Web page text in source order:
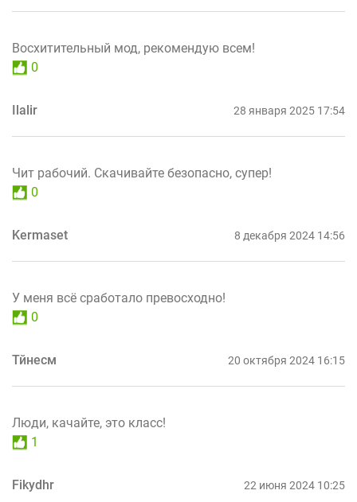
Восхитительный мод, рекомендую всем!
0
Ilalir 28 января 2025 17:54
Чит рабочий. Скачивайте безопасно, супер!
0
Kermaset 8 декабря 2024 14:56
У меня всё сработало превосходно!
0
Тйнесм 20 октября 2024 16:15
Люди, качайте, это класс!
1
Fikydhr 22 июня 2024 10:25